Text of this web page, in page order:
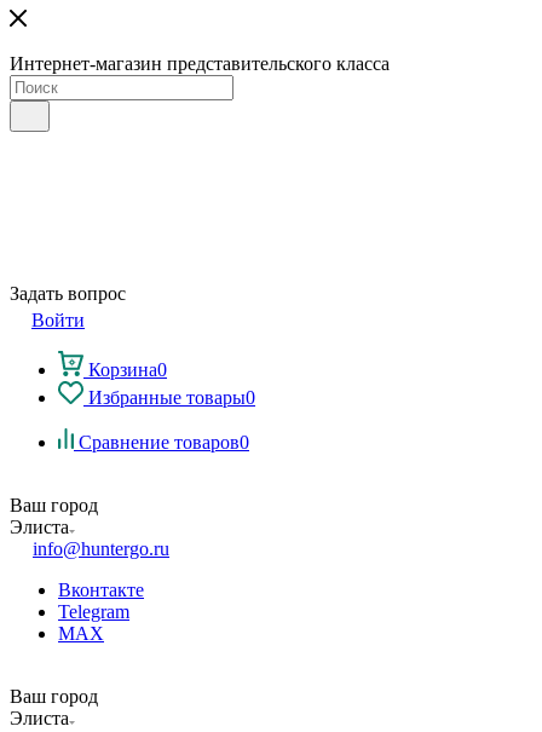
Интернет-магазин представительского класса
Задать вопрос
Войти
Корзина0
Избранные товары0
Сравнение товаров0
Ваш город
Элиста
info@huntergo.ru
Вконтакте
Telegram
MAX
Ваш город
Элиста